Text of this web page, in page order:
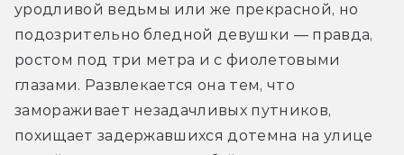
уродливой ведьмы или же прекрасной, но
подозрительно бледной девушки — правда,
ростом под три метра и с фиолетовыми
глазами. Развлекается она тем, что
замораживает незадачливых путников,
похищает задержавшихся дотемна на улице